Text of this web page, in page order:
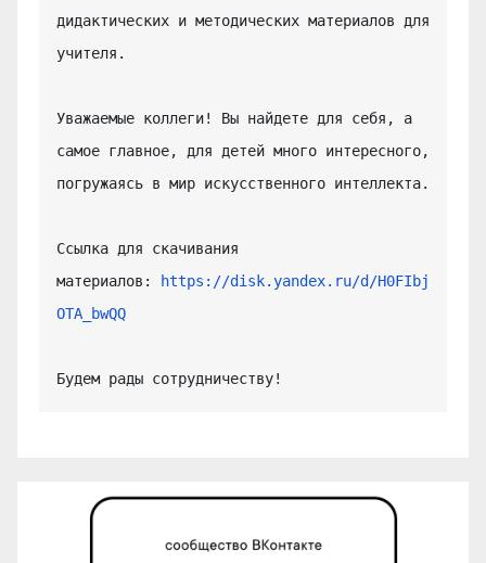
дидактических и методических материалов для
учителя.
Уважаемые коллеги! Вы найдете для себя, а
самое главное, для детей много интересного,
погружаясь в мир искусственного интеллекта.
Ссылка для скачивания
материалов: https://disk.yandex.ru/d/H0FIbj
OTA_bwQQ
Будем рады сотрудничеству!